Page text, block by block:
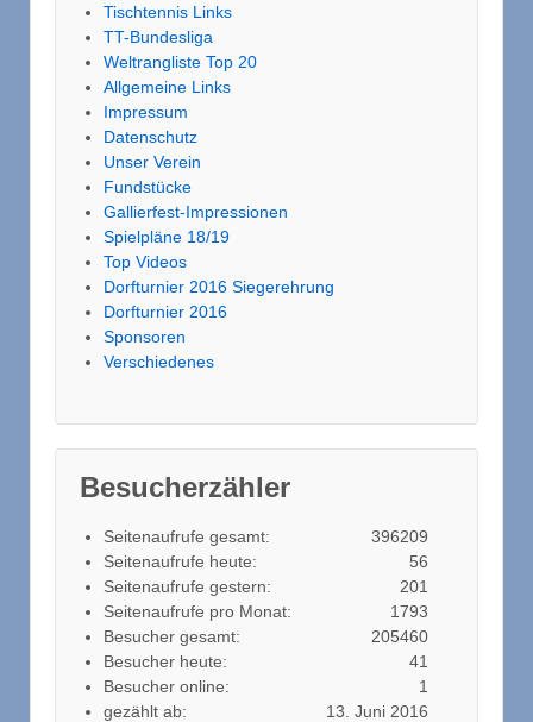
Tischtennis Links
TT-Bundesliga
Weltrangliste Top 20
Allgemeine Links
Impressum
Datenschutz
Unser Verein
Fundstücke
Gallierfest-Impressionen
Spielpläne 18/19
Top Videos
Dorfturnier 2016 Siegerehrung
Dorfturnier 2016
Sponsoren
Verschiedenes
Besucherzähler
396209
Seitenaufrufe gesamt:
56
Seitenaufrufe heute:
201
Seitenaufrufe gestern:
1793
Seitenaufrufe pro Monat:
205460
Besucher gesamt:
41
Besucher heute:
1
Besucher online:
13. Juni 2016
gezählt ab: